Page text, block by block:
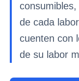
de cada
cuenten con
de su labor